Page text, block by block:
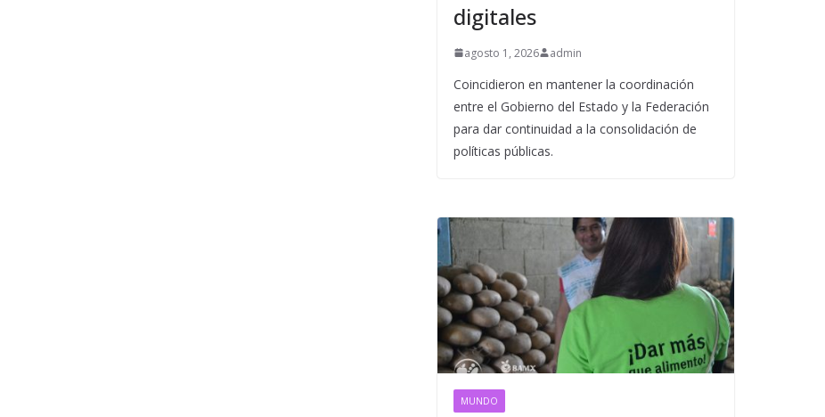
digitales
agosto 1, 2026 admin
Coincidieron en mantener la coordinación
entre el Gobierno del Estado y la Federación
para dar continuidad a la consolidación de
políticas públicas.
MUNDO